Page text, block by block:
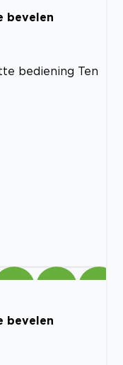
bevelen
bediening Ten
bevelen